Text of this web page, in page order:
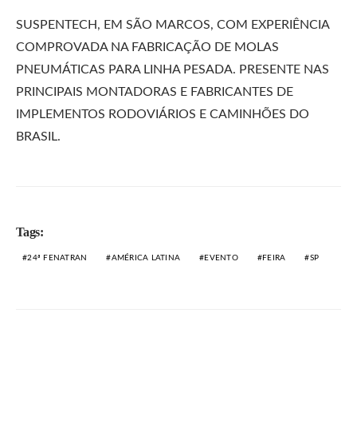
SUSPENTECH, EM SÃO MARCOS, COM EXPERIÊNCIA
COMPROVADA NA FABRICAÇÃO DE MOLAS
PNEUMÁTICAS PARA LINHA PESADA. PRESENTE NAS
PRINCIPAIS MONTADORAS E FABRICANTES DE
IMPLEMENTOS RODOVIÁRIOS E CAMINHÕES DO
BRASIL.
Tags:
24ª FENATRAN AMÉRICA LATINA EVENTO FEIRA SP